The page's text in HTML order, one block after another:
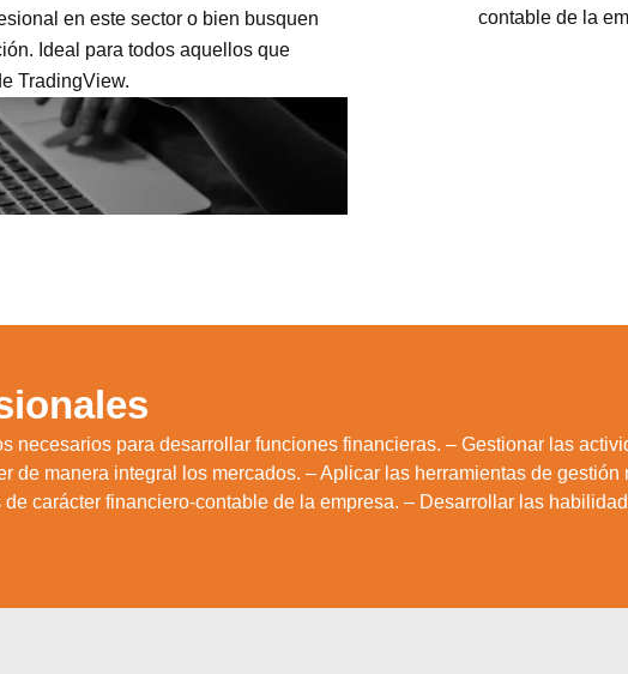
en este sector o bien busquen
Ideal para todos aquellos que
TradingView.
contable de la
necesarios para desarrollar funciones financieras. – Gestionar las
de manera integral los mercados. – Aplicar las herramientas de
carácter financiero-contable de la empresa. – Desarrollar las